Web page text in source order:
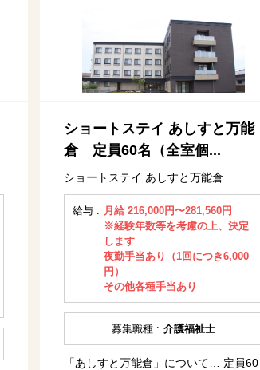
ショートステイ あしすと万能
倉 定員60名（全室個...
ショートステイ あしすと万能倉
給与 : 月給 216,000円〜281,560円
※経験年数等を考慮の上、決定
します
夜勤手当あり（1回につき6,000
円）
その他各種手当あり
募集職種 : 介護福祉士
「あしすと万能倉」について… 定員60